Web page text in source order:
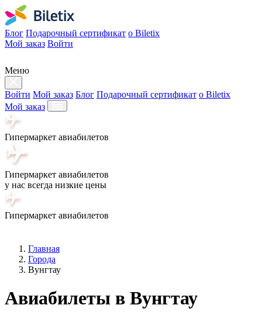
Блог Подарочный сертификат о Biletix
Мой заказ Войти
Меню
Войти Мой заказ Блог Подарочный сертификат о Biletix
Мой заказ
Гипермаркет авиабилетов
Гипермаркет авиабилетов
у нас всегда низкие цены
Гипермаркет авиабилетов
Главная
Города
Вунгтау
Авиабилеты в Вунгтау